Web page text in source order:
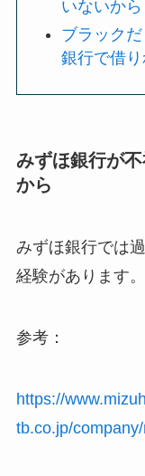
いないから
ブラック
銀行で借
みずほ銀行が
から
みずほ銀行では
経験があります。
参考：
https://
tb.co.jp/